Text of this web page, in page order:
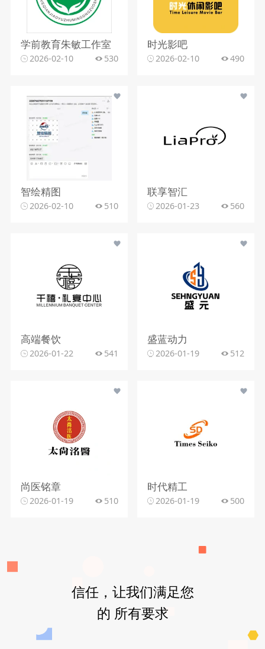
学前教育朱敏工作室
2026-02-10 530
时光影吧
2026-02-10 490
智绘精图
2026-02-10 510
联享智汇
2026-01-23 560
高端餐饮
2026-01-22 541
盛蓝动力
2026-01-19 512
尚医铭章
2026-01-19 510
时代精工
2026-01-19 500
信任，让我们满足您
的 所有要求